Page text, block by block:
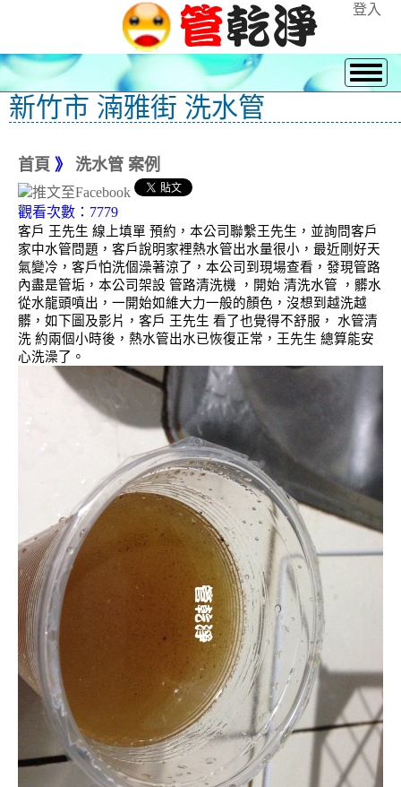
登入
新竹市 湳雅街 洗水管
首頁 》 洗水管 案例
觀看次數：7779
客戶 王先生 線上填單 預約，本公司聯繫王先生，並詢問客戶
家中水管問題，客戶說明家裡熱水管出水量很小，最近剛好天
氣變冷，客戶怕洗個澡著涼了，本公司到現場查看，發現管路
內盡是管垢，本公司架設 管路清洗機 ，開始 清洗水管 ，髒水
從水龍頭噴出，一開始如維大力一般的顏色，沒想到越洗越
髒，如下圖及影片，客戶 王先生 看了也覺得不舒服， 水管清
洗 約兩個小時後，熱水管出水已恢復正常，王先生 總算能安
心洗澡了。